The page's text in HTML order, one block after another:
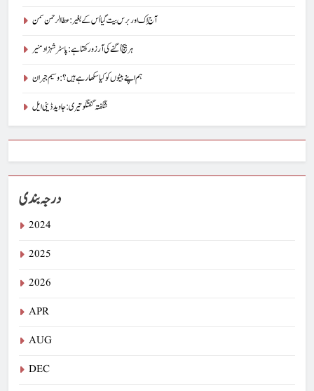
آج اِک اور برس بیت گیا اُس کے بغیر : عطاالرحمن سمن
ہر بیج اُگنے کی آرزو رکھتا ہے : پاسٹر شہزاد منیر
ہم اپنے بیٹوں کو کیا سکھا رہے ہیں؟ : وسیم جبران
شگفتہ گفتگو تیری : جاوید ڈینی ایل
درجہ بندی
2024
2025
2026
APR
AUG
DEC